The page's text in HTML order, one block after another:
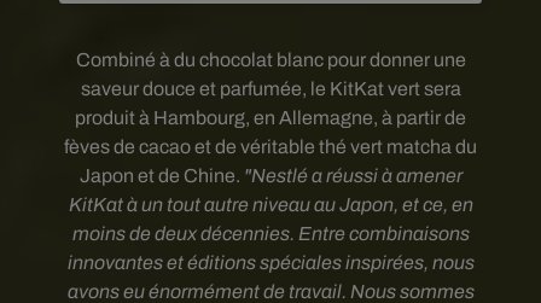
Combiné à du chocolat blanc pour donner une
saveur douce et parfumée, le KitKat vert sera
produit à Hambourg, en Allemagne, à partir de
fèves de cacao et de véritable thé vert matcha du
Japon et de Chine. "Nestlé a réussi à amener
KitKat à un tout autre niveau au Japon, et ce, en
moins de deux décennies. Entre combinaisons
innovantes et éditions spéciales inspirées, nous
avons eu énormément de travail. Nous sommes